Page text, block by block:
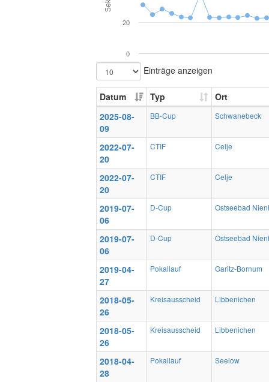
0
20
Einträge anzeigen
Datum Typ
Ort
2025-08-
09
BB-Cup Schwanebeck
2022-07-
20
CTIF Celje
2022-07-
20
CTIF Celje
2019-07-
06
D-Cup Ostseebad
2019-07-
06
D-Cup Ostseebad
2019-04-
27
Pokallauf Garitz-Bornum
2018-05-
26
Kreisausscheid Libbenichen
2018-05-
26
Kreisausscheid Libbenichen
2018-04-
28
Pokallauf Seelow